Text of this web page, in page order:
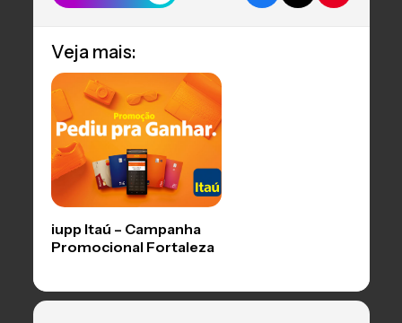
Veja mais:
iupp Itaú – Campanha
Promocional Fortaleza